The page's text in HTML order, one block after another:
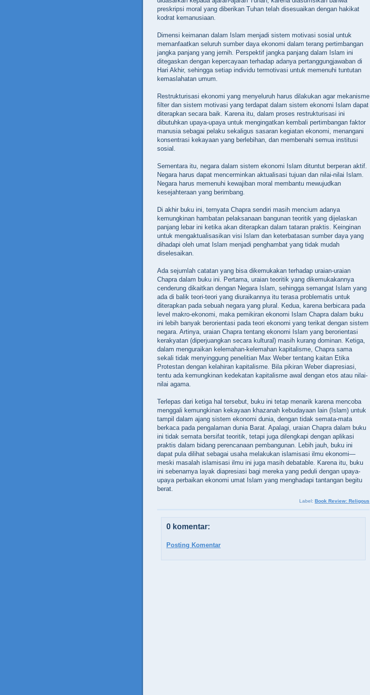
preskripsi moral yang diberikan Tuhan telah disesuaikan dengan hakikat
kodrat kemanusiaan.
Dimensi keimanan dalam Islam menjadi sistem motivasi sosial untuk
memanfaatkan seluruh sumber daya ekonomi dalam terang pertimbangan
jangka panjang yang jernih. Perspektif jangka panjang dalam Islam ini
ditegaskan dengan kepercayaan terhadap adanya pertanggungjawaban di
Hari Akhir, sehingga setiap individu termotivasi untuk memenuhi tuntutan
kemaslahatan umum.
Restrukturisasi ekonomi yang menyeluruh harus dilakukan agar mekanisme
filter dan sistem motivasi yang terdapat dalam sistem ekonomi Islam dapat
diterapkan secara baik. Karena itu, dalam proses restrukturisasi ini
dibutuhkan upaya-upaya untuk mengingatkan kembali pertimbangan faktor
manusia sebagai pelaku sekaligus sasaran kegiatan ekonomi, menangani
konsentrasi kekayaan yang berlebihan, dan membenahi semua institusi
sosial.
Sementara itu, negara dalam sistem ekonomi Islam dituntut berperan aktif.
Negara harus dapat mencerminkan aktualisasi tujuan dan nilai-nilai Islam.
Negara harus memenuhi kewajiban moral membantu mewujudkan
kesejahteraan yang berimbang.
Di akhir buku ini, ternyata Chapra sendiri masih mencium adanya
kemungkinan hambatan pelaksanaan bangunan teoritik yang dijelaskan
panjang lebar ini ketika akan diterapkan dalam tataran praktis. Keinginan
untuk mengaktualisasikan visi Islam dan keterbatasan sumber daya yang
dihadapi oleh umat Islam menjadi penghambat yang tidak mudah
diselesaikan.
Ada sejumlah catatan yang bisa dikemukakan terhadap uraian-uraian
Chapra dalam buku ini. Pertama, uraian teoritik yang dikemukakannya
cenderung dikaitkan dengan Negara Islam, sehingga semangat Islam yang
ada di balik teori-teori yang diuraikannya itu terasa problematis untuk
diterapkan pada sebuah negara yang plural. Kedua, karena berbicara pada
level makro-ekonomi, maka pemikiran ekonomi Islam Chapra dalam buku
ini lebih banyak berorientasi pada teori ekonomi yang terikat dengan sistem
negara. Artinya, uraian Chapra tentang ekonomi Islam yang berorientasi
kerakyatan (diperjuangkan secara kultural) masih kurang dominan. Ketiga,
dalam menguraikan kelemahan-kelemahan kapitalisme, Chapra sama
sekali tidak menyinggung penelitian Max Weber tentang kaitan Etika
Protestan dengan kelahiran kapitalisme. Bila pikiran Weber diapresiasi,
tentu ada kemungkinan kedekatan kapitalisme awal dengan etos atau nilai-
nilai agama.
Terlepas dari ketiga hal tersebut, buku ini tetap menarik karena mencoba
menggali kemungkinan kekayaan khazanah kebudayaan lain (Islam) untuk
tampil dalam ajang sistem ekonomi dunia, dengan tidak semata-mata
berkaca pada pengalaman dunia Barat. Apalagi, uraian Chapra dalam buku
ini tidak semata bersifat teoritik, tetapi juga dilengkapi dengan aplikasi
praktis dalam bidang perencanaan pembangunan. Lebih jauh, buku ini
dapat pula dilihat sebagai usaha melakukan islamisasi ilmu ekonomi—
meski masalah islamisasi ilmu ini juga masih debatable. Karena itu, buku
ini sebenarnya layak diapresiasi bagi mereka yang peduli dengan upaya-
upaya perbaikan ekonomi umat Islam yang menghadapi tantangan begitu
berat.
Label: Book Review: Religous
0 komentar:
Posting Komentar